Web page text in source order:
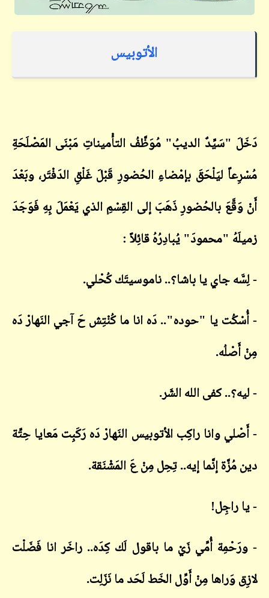
الأتوبيس
دَخَلَ "سَيِّدٌ الديبُ" مُوَظَّفُ التأْميناتِ مَبْنَى المَصْلَحَةِ
مُسْرِعاً ليَلْحَقَ بإمْضاءِ الحُضورِ قَبْلَ غَلْقِ الدَفْتَر، وبَعْدَ
أَنْ وَقَّعَ بالحُضورِ ذَهَبَ إلى القِسْمِ الذي يَعْمَلَ بِهِ فَوَجَدَ
زميلَهُ "محمودَ" يُبادِرُهُ قائِلاً :
- لِسَّه جاي يا باشا؟.. ناموسيتَك كُحْلي.
- أُسْكُت يا "حوده".. دَه انا ما كُنْتِش حَ آجي النَهارْ دَه
مِنْ أَصْلُه.
- ليه؟.. كفى الله الشَر.
- أَصْلي وانا راكِب الأتوبيس النَهارْ دَه رَكَبِت مَعايا حِتِّة
دين مُزَّة إنَّما إيه.. تِحِل مِنْ عَ المَشْنَقة.
- يا راجِل!
- ورَحْمِة أُمِّي زَيْ ما باقول لَك كِدَه.. راخَر انا فَضَلْت
لازِق وَراها مِنْ أَوِّل الخَط لَحَد ما نَزَلِت.